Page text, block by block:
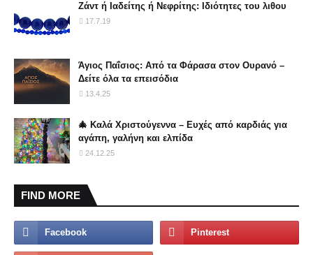
Ζάντ ή Ιαδείτης ή Νεφρίτης: Ιδιότητες του λιθου
17.7.19
Άγιος Παΐσιος: Από τα Φάρασα στον Ουρανό –
Δείτε όλα τα επεισόδια
13.4.25
🎄 Καλά Χριστούγεννα – Ευχές από καρδιάς για
αγάπη, γαλήνη και ελπίδα
24.12.25
FIND MORE